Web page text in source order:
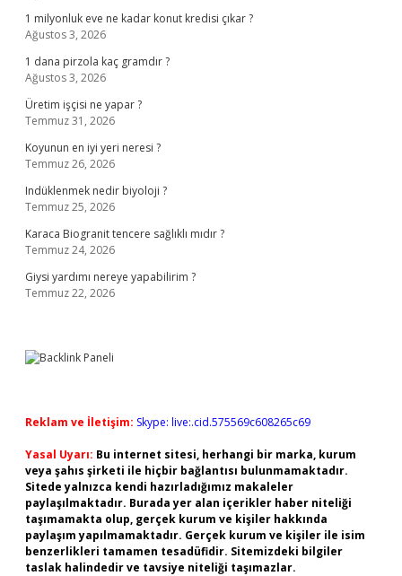
1 milyonluk eve ne kadar konut kredisi çıkar ?
Ağustos 3, 2026
1 dana pirzola kaç gramdır ?
Ağustos 3, 2026
Üretim işçisi ne yapar ?
Temmuz 31, 2026
Koyunun en iyi yeri neresi ?
Temmuz 26, 2026
Indüklenmek nedir biyoloji ?
Temmuz 25, 2026
Karaca Biogranit tencere sağlıklı mıdır ?
Temmuz 24, 2026
Giysi yardımı nereye yapabilirim ?
Temmuz 22, 2026
Reklam ve İletişim: Skype: live:.cid.575569c608265c69
Yasal Uyarı: Bu internet sitesi, herhangi bir marka, kurum
veya şahıs şirketi ile hiçbir bağlantısı bulunmamaktadır.
Sitede yalnızca kendi hazırladığımız makaleler
paylaşılmaktadır. Burada yer alan içerikler haber niteliği
taşımamakta olup, gerçek kurum ve kişiler hakkında
paylaşım yapılmamaktadır. Gerçek kurum ve kişiler ile isim
benzerlikleri tamamen tesadüfidir. Sitemizdeki bilgiler
taslak halindedir ve tavsiye niteliği taşımazlar.